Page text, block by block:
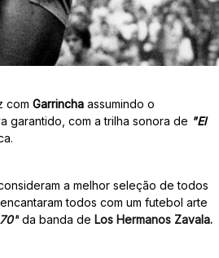
com Garrincha assumindo o
garantido, com a trilha sonora de "El
a melhor seleção de todos
encantaram todos com um futebol arte
da banda de Los Hermanos Zavala.